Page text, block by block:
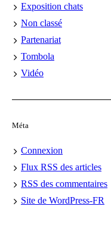
Exposition chats
Non classé
Partenariat
Tombola
Vidéo
Méta
Connexion
Flux RSS des articles
RSS des commentaires
Site de WordPress-FR